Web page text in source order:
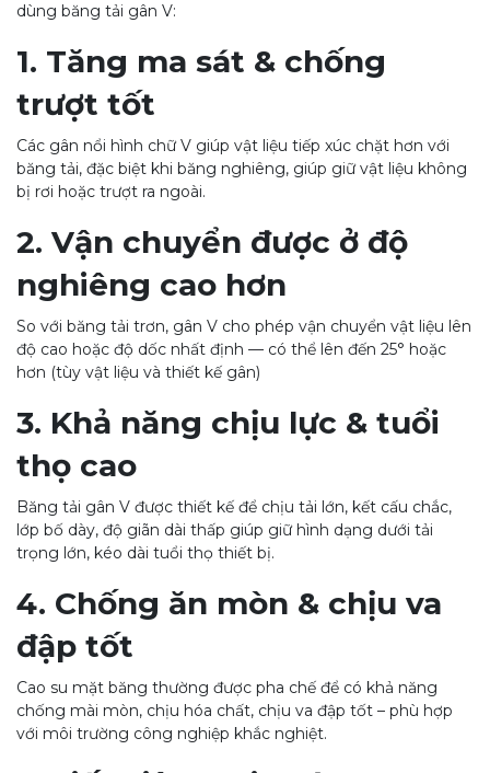
dùng băng tải gân V:
1. Tăng ma sát & chống
trượt tốt
Các gân nổi hình chữ V giúp vật liệu tiếp xúc chặt hơn với
băng tải, đặc biệt khi băng nghiêng, giúp giữ vật liệu không
bị rơi hoặc trượt ra ngoài.
2. Vận chuyển được ở độ
nghiêng cao hơn
So với băng tải trơn, gân V cho phép vận chuyển vật liệu lên
độ cao hoặc độ dốc nhất định — có thể lên đến 25° hoặc
hơn (tùy vật liệu và thiết kế gân)
3. Khả năng chịu lực & tuổi
thọ cao
Băng tải gân V được thiết kế để chịu tải lớn, kết cấu chắc,
lớp bố dày, độ giãn dài thấp giúp giữ hình dạng dưới tải
trọng lớn, kéo dài tuổi thọ thiết bị.
4. Chống ăn mòn & chịu va
đập tốt
Cao su mặt băng thường được pha chế để có khả năng
chống mài mòn, chịu hóa chất, chịu va đập tốt – phù hợp
với môi trường công nghiệp khắc nghiệt.